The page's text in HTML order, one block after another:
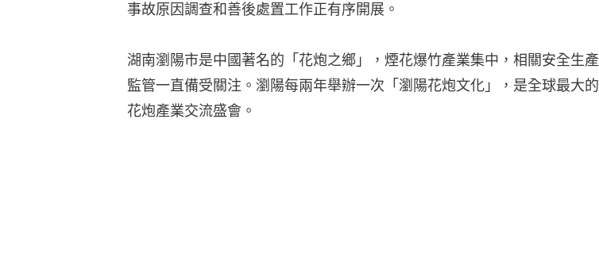
事故原因調查和善後處置工作正有序開展。
湖南瀏陽市是中國著名的「花炮之鄉」，煙花爆竹產業集中，相關安全生產
監管一直備受關注。瀏陽每兩年舉辦一次「瀏陽花炮文化」，是全球最大的
花炮產業交流盛會。